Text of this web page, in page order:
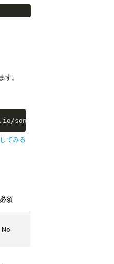
。
script>
songle-widget-api-
てみる
必須
No